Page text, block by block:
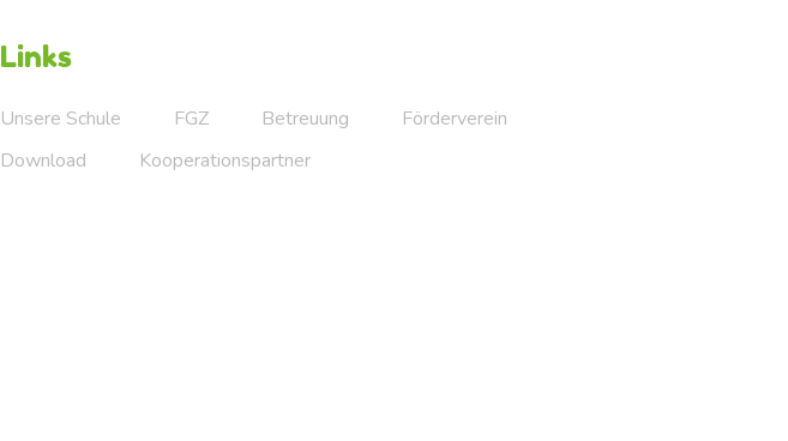
Links
Unsere Schule FGZ Betreuung
Förderverein
Download
Kooperationspartner